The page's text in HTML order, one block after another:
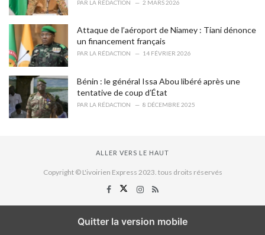
PAR LA RÉDACTION 2 MARS 2026
Attaque de l’aéroport de Niamey : Tiani dénonce
un financement français
PAR LA RÉDACTION 14 FÉVRIER 2026
Bénin : le général Issa Abou libéré après une
tentative de coup d’État
PAR LA RÉDACTION 8 DÉCEMBRE 2025
ALLER VERS LE HAUT
Copyright © L'ivoirien Express 2023. tous droits réservés
Quitter la version mobile